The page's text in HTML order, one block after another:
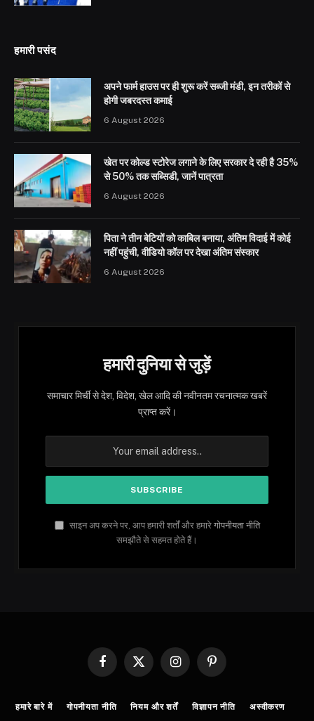
हमारी पसंद
अपने फार्म हाउस पर ही शुरू करें सब्जी मंडी, इन तरीकों से
होगी जबरदस्त कमाई
6 August 2026
खेत पर कोल्ड स्टोरेज लगाने के लिए सरकार दे रही है 35%
से 50% तक सब्सिडी, जानें पात्रता
6 August 2026
पिता ने तीन बेटियों को काबिल बनाया, अंतिम विदाई में कोई
नहीं पहुंची, वीडियो कॉल पर देखा अंतिम संस्कार
6 August 2026
हमारी दुनिया से जुड़ें
समाचार मिर्ची से देश, विदेश, खेल आदि की नवीनतम रचनात्मक खबरें
प्राप्त करें।
साइन अप करने पर, आप हमारी शर्तों और हमारे गोपनीयता नीति
समझौते से सहमत होते हैं।
Facebook
X
InstagramPinterest
हमारे बारे में गोपनीयता नीति नियम और शर्तें विज्ञापन नीति अस्वीकरण